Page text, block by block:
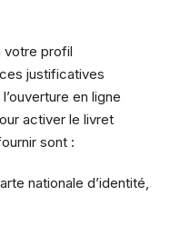
votre profil
justificatives
en ligne
activer le livret
sont :
nationale d’identité,